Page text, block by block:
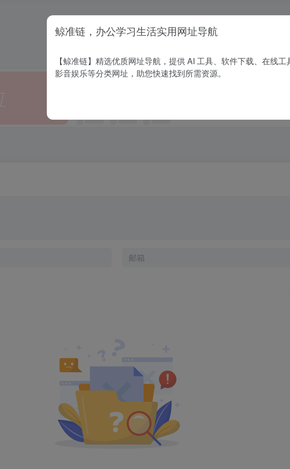
鲸准链，办公学习生活实用网址导航
【鲸准链】精选优质网址导航，提供 AI 工具、软件下载、在线工
影音娱乐等分类网址，助您快速找到所需资源。